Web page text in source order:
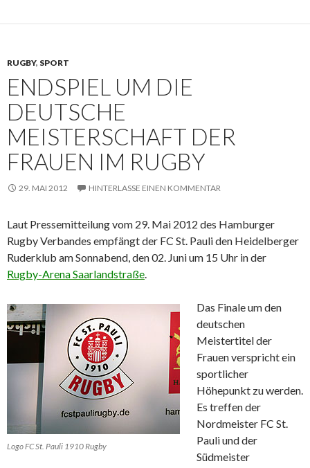
RUGBY, SPORT
ENDSPIEL UM DIE
DEUTSCHE
MEISTERSCHAFT DER
FRAUEN IM RUGBY
29. MAI 2012 HINTERLASSE EINEN KOMMENTAR
Laut Pressemitteilung vom 29. Mai 2012 des Hamburger
Rugby Verbandes empfängt der FC St. Pauli den Heidelberger
Ruderklub am Sonnabend, den 02. Juni um 15 Uhr in der
Rugby-Arena Saarlandstraße.
Logo FC St. Pauli 1910 Rugby
Das Finale um den
deutschen
Meistertitel der
Frauen verspricht ein
sportlicher
Höhepunkt zu werden.
Es treffen der
Nordmeister FC St.
Pauli und der
Südmeister